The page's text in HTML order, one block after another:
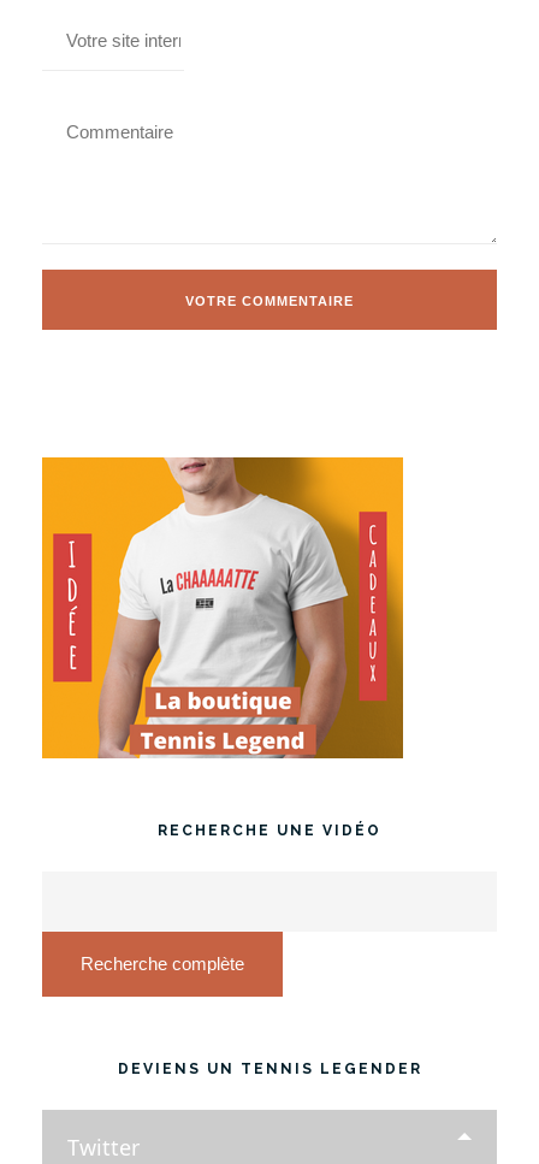
RECHERCHE UNE VIDÉO
Recherche complète
DEVIENS UN TENNIS LEGENDER
Twitter